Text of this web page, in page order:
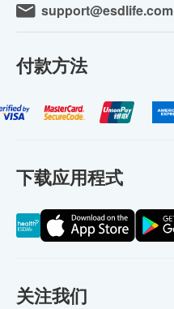
support@esdlife.com
付款方法
下载应用程式
关注我们